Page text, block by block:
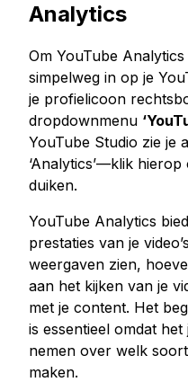
Analytics
Om YouTube
simpelweg in op je
je profielicoon
dropdownmenu
YouTube Studio zie je
‘Analytics’—klik
duiken.
YouTube Analytics
prestaties van je
weergaven zien,
aan het kijken van je
met je content. Het
is essentieel omdat
nemen over welk
maken.